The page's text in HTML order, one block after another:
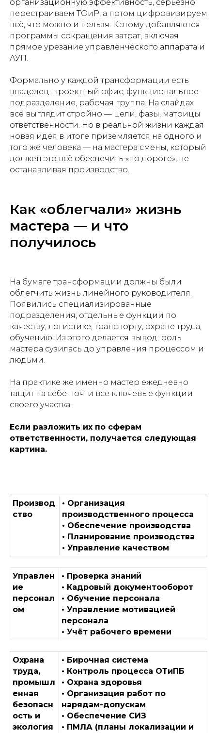
организационную эффективность, серьёзно
перестраиваем ТОиР, а потом цифровизируем
всё, что можно и нельзя. К этому добавляются
программы сокращения затрат, включая
прямое урезание управленческого аппарата и
АУП.
Формально у каждой трансформации есть
владелец: проектный офис, функциональное
подразделение, рабочая группа. На слайдах
всё выглядит стройно — цели, фазы, матрицы
ответственности. Но в реальной жизни каждая
новая идея в итоге приземляется на одного и
того же человека — на мастера смены, который
должен это всё обеспечить «по дороге», не
останавливая производство.
Как «облегчали» жизнь
мастера — и что
получилось
На бумаге трансформации должны были
облегчить жизнь линейного руководителя.
Появились специализированные
подразделения, отдельные функции по
качеству, логистике, транспорту, охране труда,
обучению. Из этого делается вывод: роль
мастера сузилась до управления процессом и
людьми.
На практике же именно мастер ежедневно
тащит на себе почти все ключевые функции
своего участка.
Если разложить их по сферам
ответственности, получается следующая
картина.
Производ
ство
• Организация
производственного процесса
• Обеспечение производства
• Планирование производства
• Управление качеством
Управлен
ие
персонал
ом
• Проверка знаний
• Кадровый документооборот
• Обучение персонала
• Управление мотивацией
персонала
• Учёт рабочего времени
Охрана
труда,
промышл
енная
безопасн
ость и
экология
• Бирочная система
• Контроль процесса ОТиПБ
• Охрана здоровья
• Организация работ по
нарядам-допускам
• Обеспечение СИЗ
• ПМЛА (планы локализации и